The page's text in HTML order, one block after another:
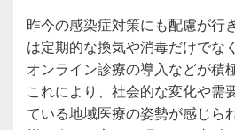
昨今の感染症対策にも配慮が行
は定期的な換気や消毒だけでな
オンライン診療の導入などが積
これにより、社会的な変化や需
ている地域医療の姿勢が感じら